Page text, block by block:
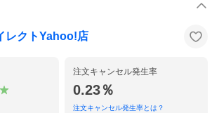
レクトYahoo!店
注文キャンセル発生率
0.23％
注文キャンセル発生率とは？